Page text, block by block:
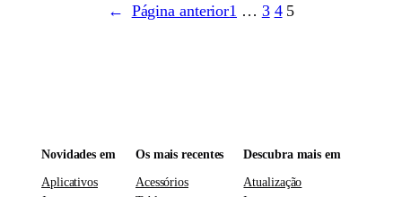
← Página anterior1 … 3 4 5
Novidades em
Aplicativos
Os mais recentes
Acessórios
Descubra mais em
Atualização